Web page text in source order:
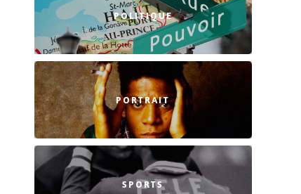
POLITIQUE
PORTRAIT
SPORTS